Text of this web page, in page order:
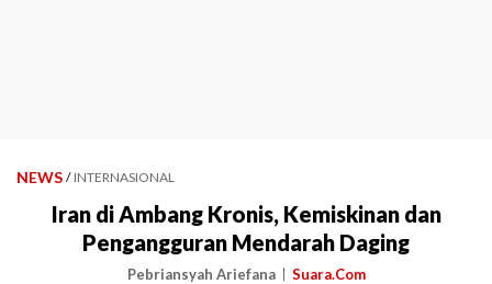
NEWS / INTERNASIONAL
Iran di Ambang Kronis, Kemiskinan dan
Pengangguran Mendarah Daging
Pebriansyah Ariefana Suara.Com